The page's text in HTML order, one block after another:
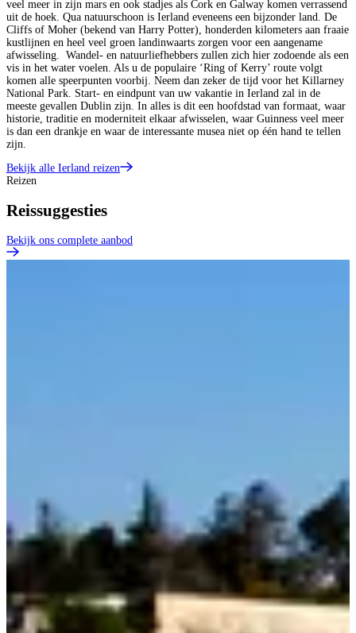
veel meer in zijn mars en ook stadjes als Cork en Galway komen verrassend
uit de hoek. Qua natuurschoon is Ierland eveneens een bijzonder land. De
Cliffs of Moher (bekend van Harry Potter), honderden kilometers aan fraaie
kustlijnen en heel veel groen landinwaarts zorgen voor een aangename
afwisseling. Wandel- en natuurliefhebbers zullen zich hier zodoende als een
vis in het water voelen. Als u de populaire ‘Ring of Kerry’ route volgt
komen alle speerpunten voorbij. Neem dan zeker de tijd voor het Killarney
National Park. Start- en eindpunt van uw vakantie in Ierland zal in de
meeste gevallen Dublin zijn. In alles is dit een hoofdstad van formaat, waar
historie, traditie en moderniteit elkaar afwisselen, waar Guinness veel meer
is dan een drankje en waar de interessante musea niet op één hand te tellen
zijn.
Bekijk alle Ierland reizen
Reizen
Reissuggesties
Bekijk ons complete aanbod